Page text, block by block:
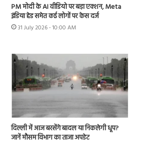
PM मोदी के AI वीडियो पर बड़ा एक्शन, Meta
इंडिया हेड समेत कई लोगों पर केस दर्ज
31 July 2026 - 10:00 AM
दिल्ली में आज बरसेंगे बादल या निकलेगी धूप?
जानें मौसम विभाग का ताजा अपडेट